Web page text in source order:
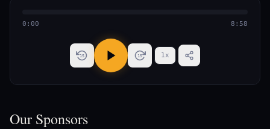
0:00 8:58
15 15 1x
Our Sponsors